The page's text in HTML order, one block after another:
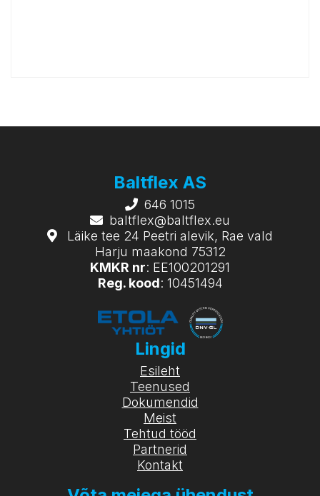
Baltflex AS
646 1015
baltflex@baltflex.eu
Läike tee 24 Peetri alevik, Rae vald
Harju maakond 75312
KMKR nr: EE100201291
Reg. kood: 10451494
Lingid
Esileht
Teenused
Dokumendid
Meist
Tehtud tööd
Partnerid
Kontakt